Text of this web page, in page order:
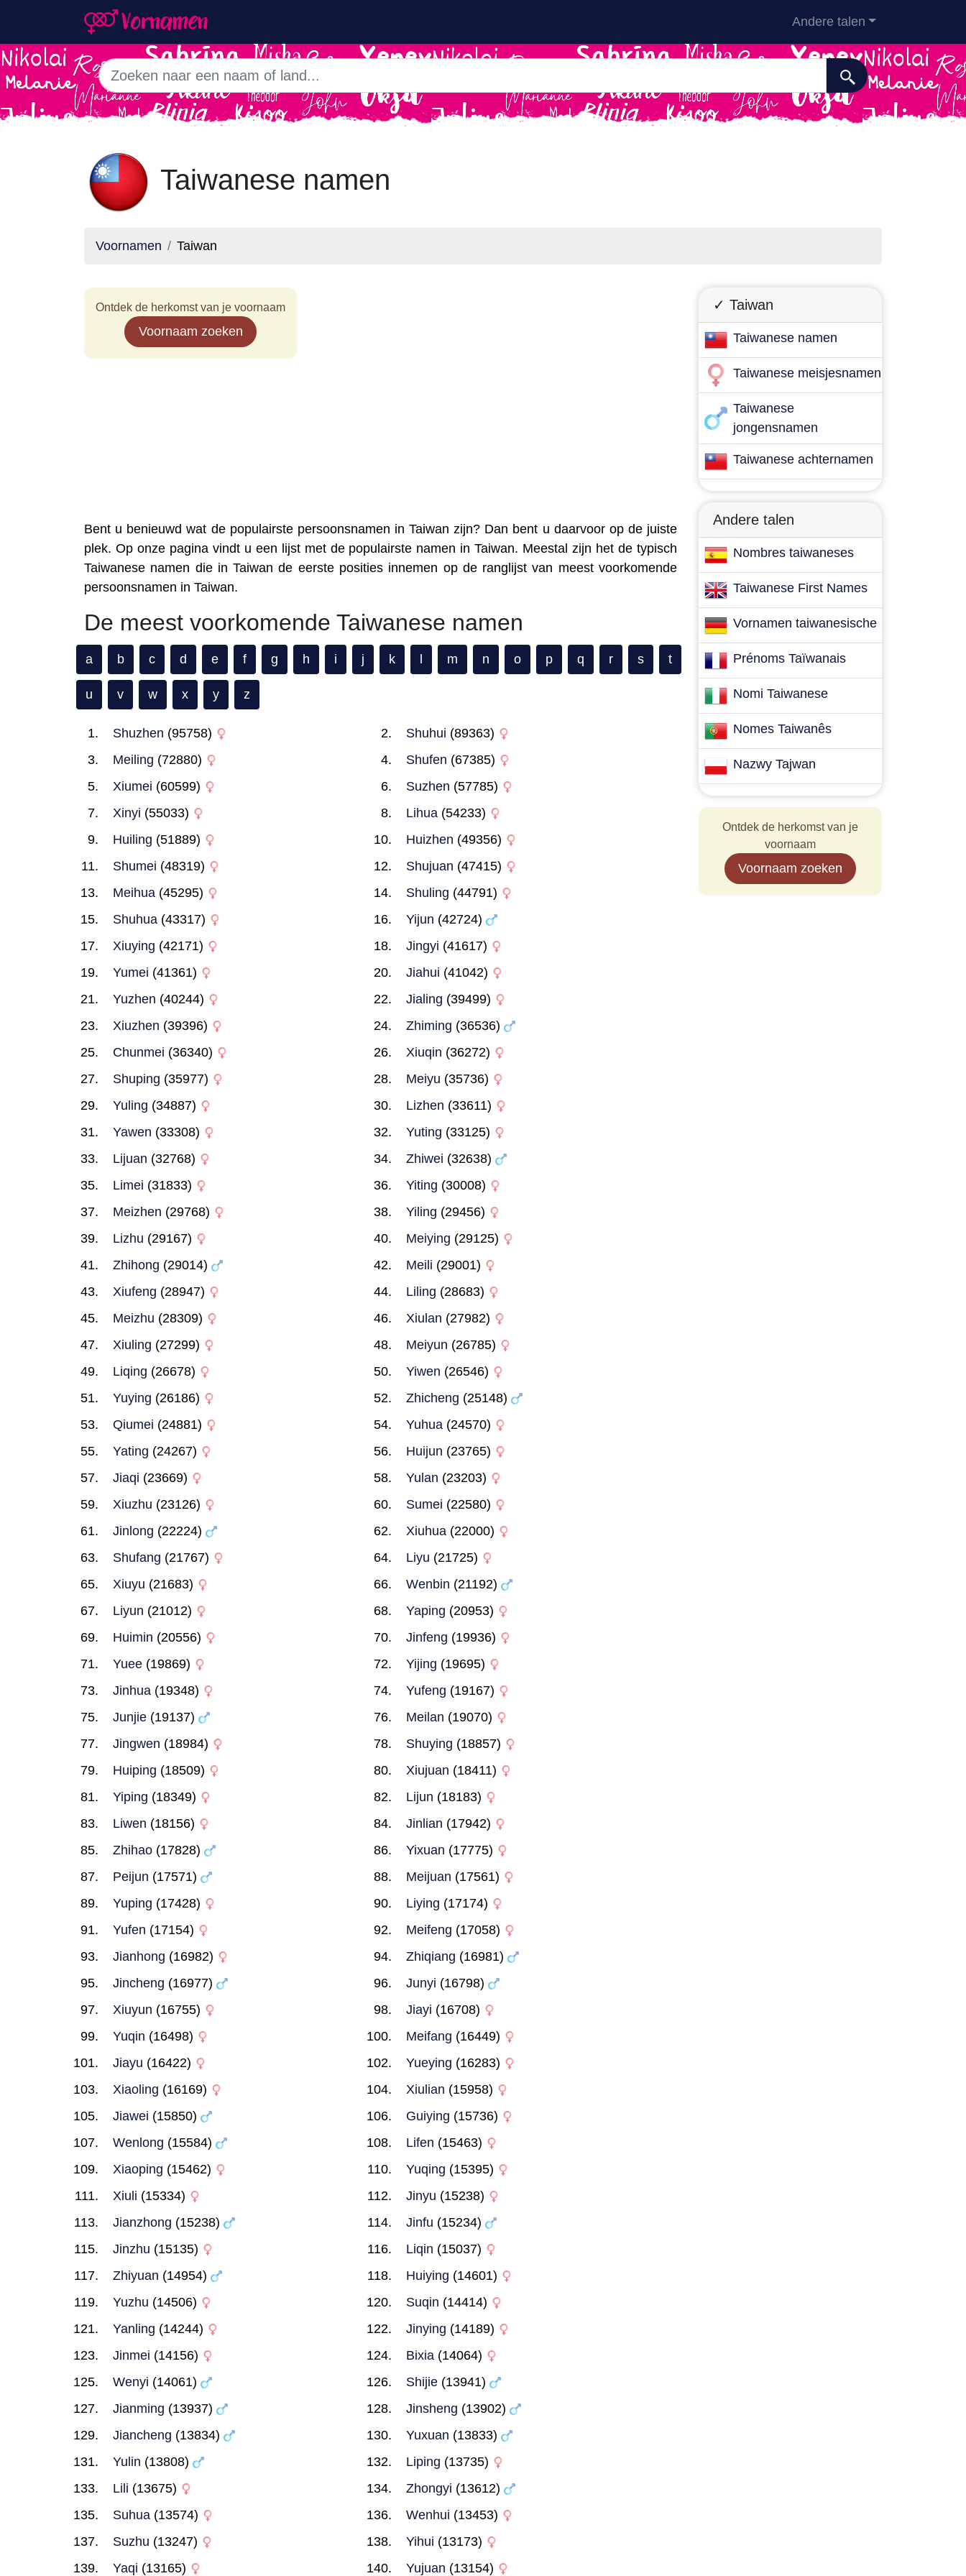
Andere talen
Taiwanese namen
Voornamen Taiwan
Ontdek de herkomst van je voornaam
Voornaam zoeken
Bent u benieuwd wat de populairste persoonsnamen in Taiwan zijn? Dan bent u daarvoor op de juiste
plek. Op onze pagina vindt u een lijst met de populairste namen in Taiwan. Meestal zijn het de typisch
Taiwanese namen die in Taiwan de eerste posities innemen op de ranglijst van meest voorkomende
persoonsnamen in Taiwan.
De meest voorkomende Taiwanese namen
a b c d e f g h i j k m n o p q r s t
u v w x y z
Shuzhen (95758) Shuhui (89363)
Meiling (72880) Shufen (67385)
Xiumei (60599) Suzhen (57785)
Xinyi (55033) Lihua(54233)
Huiling (51889) Huizhen (49356)
Shumei (48319) Shujuan (47415)
Meihua (45295) Shuling (44791)
Shuhua (43317) Yijun (42724)
Xiuying (42171) Jingyi (41617)
Yumei (41361) Jiahui (41042)
Yuzhen (40244) Jialing (39499)
Xiuzhen (39396) Zhiming (36536)
Chunmei (36340) Xiuqin (36272)
Shuping (35977) Meiyu (35736)
Yuling (34887) Lizhen (33611)
Yawen (33308) Yuting (33125)
Lijuan (32768) Zhiwei (32638)
Limei (31833) Yiting (30008)
Meizhen (29768) Yiling (29456)
Lizhu (29167) Meiying (29125)
Zhihong (29014) Meili (29001)
Xiufeng (28947) Liling (28683)
Meizhu (28309) Xiulan (27982)
Xiuling (27299) Meiyun (26785)
Liqing (26678) Yiwen (26546)
Yuying (26186) Zhicheng (25148)
Qiumei (24881) Yuhua(24570)
Yating (24267) Huijun (23765)
Jiaqi (23669) Yulan (23203)
Xiuzhu (23126) Sumei (22580)
Jinlong (22224) Xiuhua(22000)
Shufang (21767) Liyu (21725)
Xiuyu (21683) Wenbin (21192)
Liyun (21012) Yaping (20953)
Huimin (20556) Jinfeng (19936)
Yuee (19869) Yijing (19695)
Jinhua (19348) Yufeng (19167)
Junjie (19137) Meilan (19070)
Jingwen (18984) Shuying (18857)
Huiping (18509) Xiujuan (18411)
Yiping (18349) Lijun (18183)
Liwen (18156) Jinlian (17942)
Zhihao (17828) Yixuan (17775)
Peijun (17571) Meijuan (17561)
Yuping (17428) Liying (17174)
Yufen (17154) Meifeng (17058)
Jianhong (16982) Zhiqiang (16981)
Jincheng (16977) Junyi (16798)
Xiuyun (16755) Jiayi (16708)
Yuqin (16498) Meifang (16449)
Jiayu (16422) Yueying (16283)
Xiaoling (16169) Xiulian (15958)
Jiawei (15850) Guiying (15736)
Wenlong (15584) Lifen (15463)
Xiaoping (15462) Yuqing (15395)
Xiuli (15334) Jinyu (15238)
Jianzhong (15238) Jinfu (15234)
Jinzhu (15135) Liqin (15037)
Zhiyuan (14954) Huiying (14601)
Yuzhu (14506) Suqin (14414)
Yanling (14244) Jinying (14189)
Jinmei (14156) Bixia(14064)
Wenyi (14061) Shijie(13941)
Jianming (13937) Jinsheng (13902)
Jiancheng (13834) Yuxuan (13833)
Yulin (13808) Liping (13735)
Lili (13675) Zhongyi (13612)
Suhua (13574) Wenhui (13453)
Suzhu (13247) Yihui (13173)
Yaqi (13165) Yujuan (13154)
✓ Taiwan
Taiwanese namen
Taiwanese meisjesnamen
Taiwanese
jongensnamen
Taiwanese achternamen
Andere talen
Nombres taiwaneses
Taiwanese First Names
Vornamen taiwanesische
Prénoms Taïwanais
Nomi Taiwanese
Nomes Taiwanês
Nazwy Tajwan
Ontdek de herkomst van je
voornaam
Voornaam zoeken